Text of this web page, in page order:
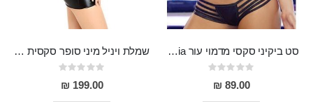
סט ביקיני סקסי מדמוי עור Aloisia
Rating:
0%
89.00 ₪
שמלת ויניל מיני סופר סקסית עם קשירות מקדימה OS
Rating:
0%
199.00 ₪